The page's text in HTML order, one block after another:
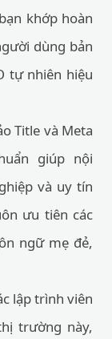
khớp hoàn
dùng bản
tự nhiên hiệu
Title và Meta
giúp nội
và uy tín
ưu tiên các
ngữ mẹ đẻ,
lập trình viên
trường này,